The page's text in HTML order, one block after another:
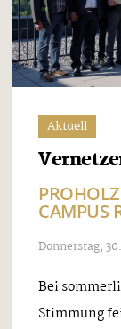
Aktuell
CAMPUS
Donnerstag,
Bei
Stimmung